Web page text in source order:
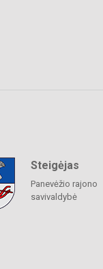
Steigėjas
Panevėžio rajono
savivaldybė